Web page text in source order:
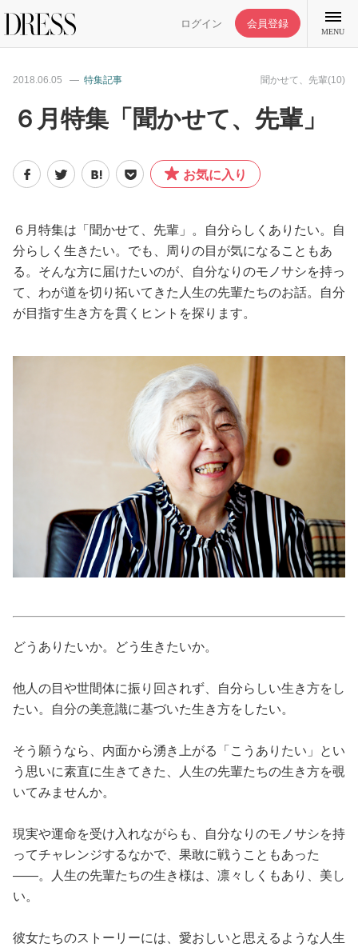
ログイン 会員登録
MENU
ライフスタイル
ファッション
ワークスタイル
妊娠/出産/家族
ココロ/カラダ
グルメ
占い
性と愛
2018.06.05 特集記事 聞かせて、先輩(10)
６月特集「聞かせて、先輩」
お気に入り
６月特集は「聞かせて、先輩」。自分らしくありたい。自
分らしく生きたい。でも、周りの目が気になることもあ
る。そんな方に届けたいのが、自分なりのモノサシを持っ
て、わが道を切り拓いてきた人生の先輩たちのお話。自分
が目指す生き方を貫くヒントを探ります。
どうありたいか。どう生きたいか。
他人の目や世間体に振り回されず、自分らしい生き方をし
たい。自分の美意識に基づいた生き方をしたい。
そう願うなら、内面から湧き上がる「こうありたい」とい
う思いに素直に生きてきた、人生の先輩たちの生き方を覗
いてみませんか。
現実や運命を受け入れながらも、自分なりのモノサシを持
ってチャレンジするなかで、果敢に戦うこともあった
――。人生の先輩たちの生き様は、凛々しくもあり、美し
い。
彼女たちのストーリーには、愛おしいと思えるような人生